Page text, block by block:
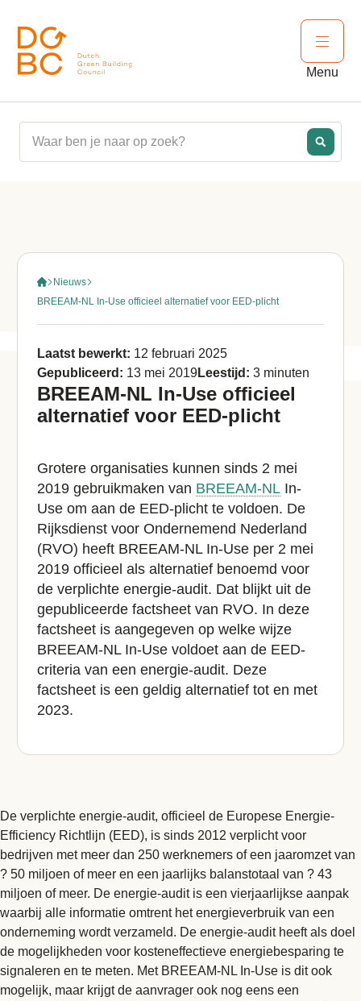
Open
Menu
Nieuws
BREEAM-NL In-Use officieel alternatief voor EED-plicht
Laatst bewerkt: 12 februari 2025
Gepubliceerd: 13 mei 2019Leestijd:3 minuten
BREEAM-NL In-Use officieel
alternatief voor EED-plicht
Grotere organisaties kunnen sinds 2 mei
2019 gebruikmaken van BREEAM-NL In-
Use om aan de EED-plicht te voldoen. De
Rijksdienst voor Ondernemend Nederland
(RVO) heeft BREEAM-NL In-Use per 2 mei
2019 officieel als alternatief benoemd voor
de verplichte energie-audit. Dat blijkt uit de
gepubliceerde factsheet van RVO. In deze
factsheet is aangegeven op welke wijze
BREEAM-NL In-Use voldoet aan de EED-
criteria van een energie-audit. Deze
factsheet is een geldig alternatief tot en met
2023.
De verplichte energie-audit, officieel de Europese Energie-
Efficiency Richtlijn (EED), is sinds 2012 verplicht voor
bedrijven met meer dan 250 werknemers of een jaaromzet van
? 50 miljoen of meer en een jaarlijks balanstotaal van ? 43
miljoen of meer. De energie-audit is een vierjaarlijkse aanpak
waarbij alle informatie omtrent het energieverbruik van een
onderneming wordt verzameld. De energie-audit heeft als doel
de mogelijkheden voor kosteneffectieve energiebesparing te
signaleren en te meten. Met BREEAM-NL In-Use is dit ook
mogelijk, maar krijgt de aanvrager ook nog eens een